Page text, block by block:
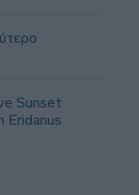
Sunset
Eridanus